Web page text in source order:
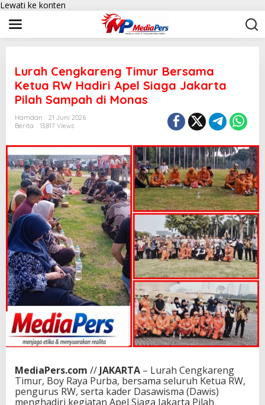
Lewati ke konten
Lurah Cengkareng Timur Bersama
Ketua RW Hadiri Apel Siaga Jakarta
Pilah Sampah di Monas
Hamdan
21 Juni 2026
Berita
13,817 Views
MediaPers.com // JAKARTA – Lurah Cengkareng
Timur, Boy Raya Purba, bersama seluruh Ketua RW,
pengurus RW, serta kader Dasawisma (Dawis)
menghadiri kegiatan Apel Siaga Jakarta Pilah